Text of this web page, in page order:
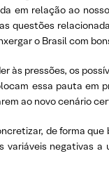
em relação ao
questões
o Brasil com
às pressões, os
essa pauta
ao novo cenário
de forma
negativas